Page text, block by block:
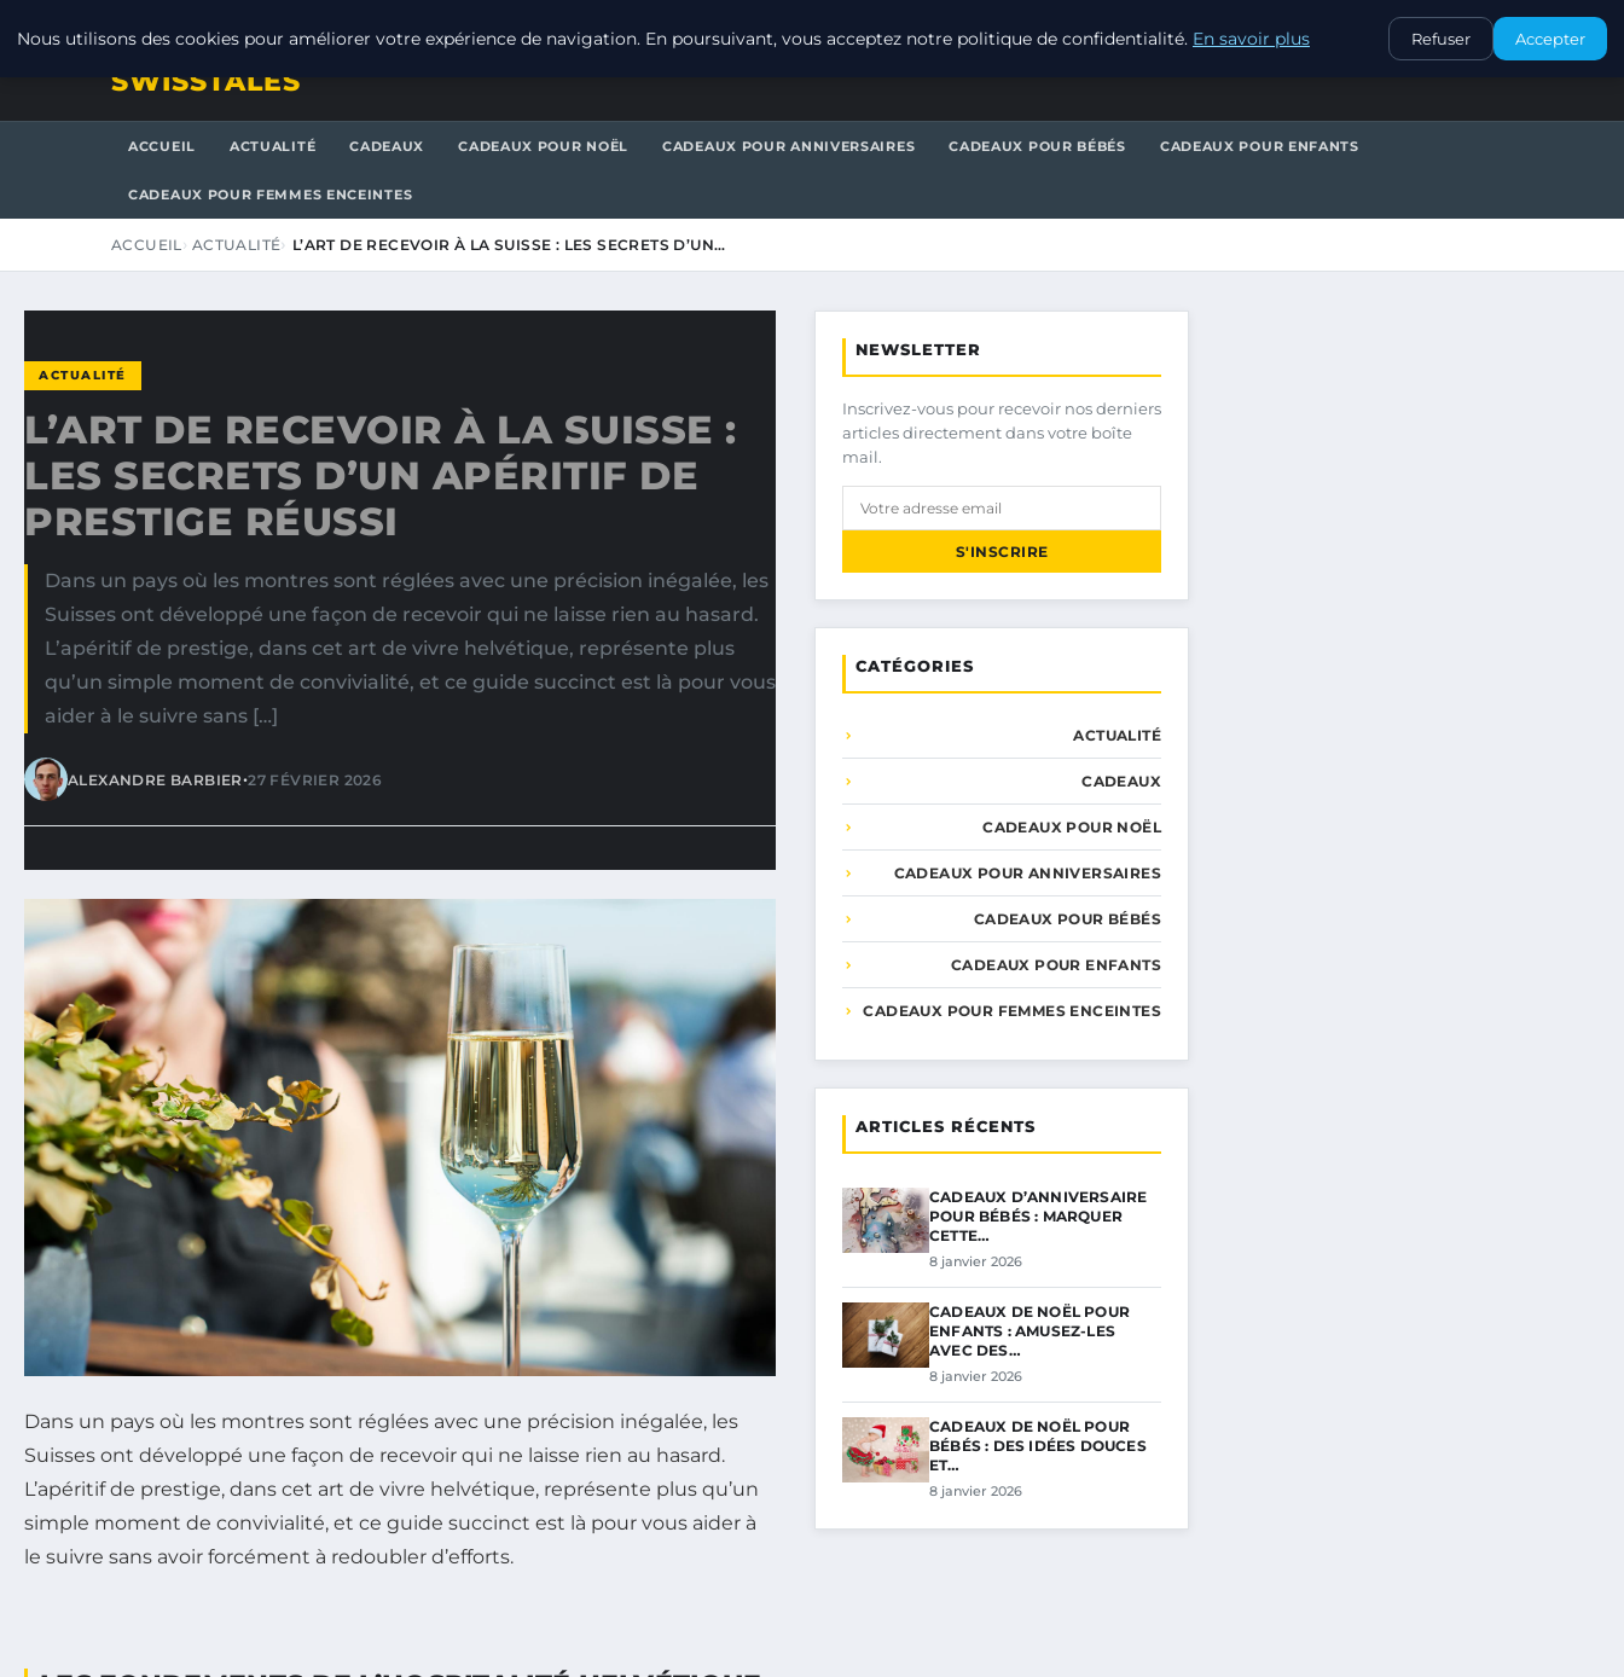
CONTACT
SWISSTALES
ACCUEIL ACTUALITÉ CADEAUX CADEAUX POUR NOËL CADEAUX POUR ANNIVERSAIRES CADEAUX POUR BÉBÉS CADEAUX POUR ENFANTS
CADEAUX POUR FEMMES ENCEINTES
ACCUEIL ACTUALITÉ L’ART DE RECEVOIR À LA SUISSE : LES SECRETS D’UN…
ACTUALITÉ
L’ART DE RECEVOIR À LA SUISSE :
LES SECRETS D’UN APÉRITIF DE
PRESTIGE RÉUSSI
Dans un pays où les montres sont réglées avec une précision inégalée, les
Suisses ont développé une façon de recevoir qui ne laisse rien au hasard.
L’apéritif de prestige, dans cet art de vivre helvétique, représente plus
qu’un simple moment de convivialité, et ce guide succinct est là pour vous
aider à le suivre sans […]
ALEXANDRE BARBIER•27 FÉVRIER 2026
Dans un pays où les montres sont réglées avec une précision inégalée, les
Suisses ont développé une façon de recevoir qui ne laisse rien au hasard.
L’apéritif de prestige, dans cet art de vivre helvétique, représente plus qu’un
simple moment de convivialité, et ce guide succinct est là pour vous aider à
le suivre sans avoir forcément à redoubler d’efforts.
NEWSLETTER
Inscrivez-vous pour recevoir nos derniers
articles directement dans votre boîte
mail.
S'INSCRIRE
CATÉGORIES
ACTUALITÉ
CADEAUX
CADEAUX POUR NOËL
CADEAUX POUR ANNIVERSAIRES
CADEAUX POUR BÉBÉS
CADEAUX POUR ENFANTS
CADEAUX POUR FEMMES ENCEINTES
ARTICLES RÉCENTS
CADEAUX D’ANNIVERSAIRE
POUR BÉBÉS : MARQUER
CETTE…
8 janvier 2026
CADEAUX DE NOËL POUR
ENFANTS : AMUSEZ-LES
AVEC DES…
8 janvier 2026
CADEAUX DE NOËL POUR
BÉBÉS : DES IDÉES DOUCES
ET…
8 janvier 2026
Nous utilisons des cookies pour améliorer votre expérience de navigation. En poursuivant, vous acceptez notre politique de confidentialité. En savoir plus Refuser Accepter